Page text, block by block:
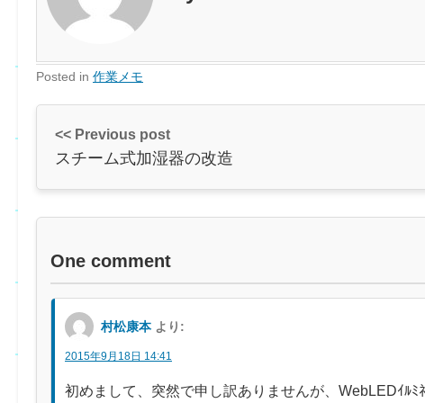
Posted in 作業メモ
<< Previous post
スチーム式加湿器の改造
One comment
村松康本 より:
2015年9月18日 14:41
初めまして、突然で申し訳ありませんが、WebLEDｲﾙ